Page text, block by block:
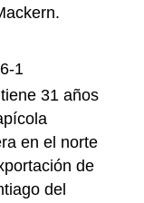
tiene 31 años
en el norte
de
del